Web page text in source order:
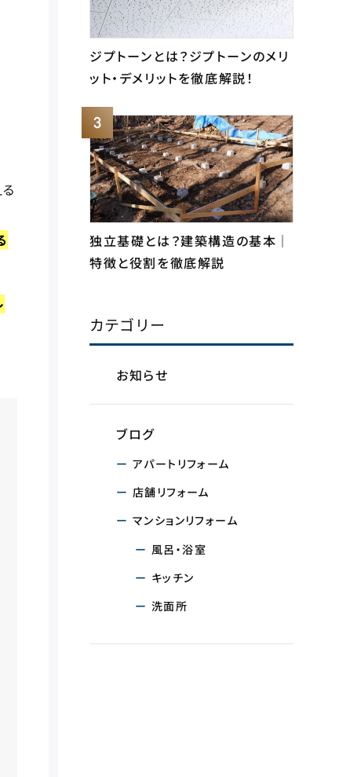
ジプトーンとは？ジプトーンのメリ
ット・デメリットを徹底解説！
独立基礎とは？建築構造の基本｜
特徴と役割を徹底解説
カテゴリー
お知らせ
ブログ
アパートリフォーム
店舗リフォーム
マンションリフォーム
風呂・浴室
キッチン
洗面所